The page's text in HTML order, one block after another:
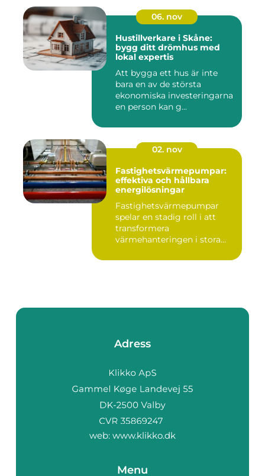
06. nov
Hustillverkare i Skåne:
bygg ditt drömhus med
lokal expertis
Att bygga ett hus är inte
bara en av de största
ekonomiska investeringarna
en person kan g...
02. nov
Fastighetsvärmepumpar:
effektiva och hållbara
energilösningar
Fastighetsvärmepumpar
spelar en stadig roll i att
transformera
värmehanteringen i stora
Adress
web: www.klikko.dk
Menu